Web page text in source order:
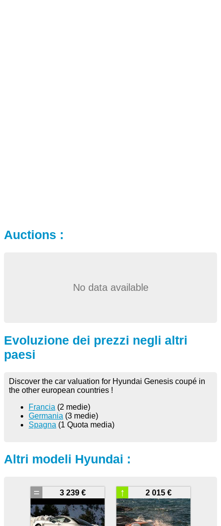
Auctions :
No data available
Evoluzione dei prezzi negli altri
paesi
Discover the car valuation for Hyundai Genesis coupé in
the other european countries !
Francia (2 medie)
Germania (3 medie)
Spagna (1 Quota media)
Altri modeli Hyundai :
3 239 €
= 2 015 €
↑